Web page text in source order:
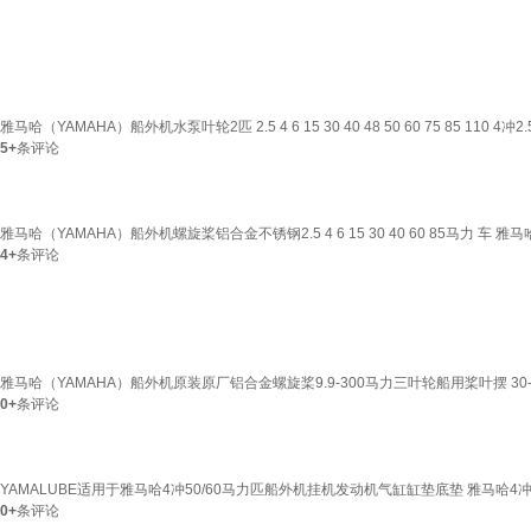
雅马哈（YAMAHA）船外机水泵叶轮2匹 2.5 4 6 15 30 40 48 50 60 75 85 110 4冲
5+条评论
雅马哈（YAMAHA）船外机螺旋桨铝合金不锈钢2.5 4 6 15 30 40 60 85马力 车 雅马
4+条评论
雅马哈（YAMAHA）船外机原装原厂铝合金螺旋桨9.9-300马力三叶轮船用桨叶摆
0+条评论
YAMALUBE适用于雅马哈4冲50/60马力匹船外机挂机发动机气缸缸垫底垫 雅马哈4
0+条评论